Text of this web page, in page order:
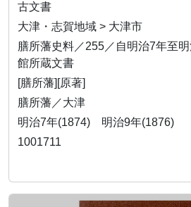
古文書
大津・志賀地域 > 大津市
膳所藩史料／255／自明治7年至
館所蔵文書
[膳所藩][原著]
膳所藩／大津
明治7年(1874) 明治9年(1876)
1001711